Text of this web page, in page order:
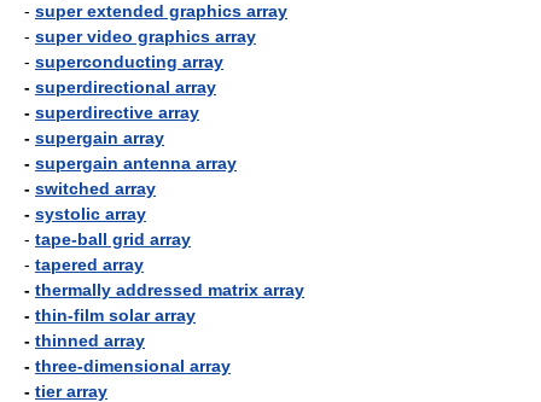
- super extended graphics array
- super video graphics array
- superconducting array
- superdirectional array
- superdirective array
- supergain array
- supergain antenna array
- switched array
- systolic array
- tape-ball grid array
- tapered array
- thermally addressed matrix array
- thin-film solar array
- thinned array
- three-dimensional array
- tier array